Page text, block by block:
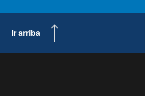
Ir arriba